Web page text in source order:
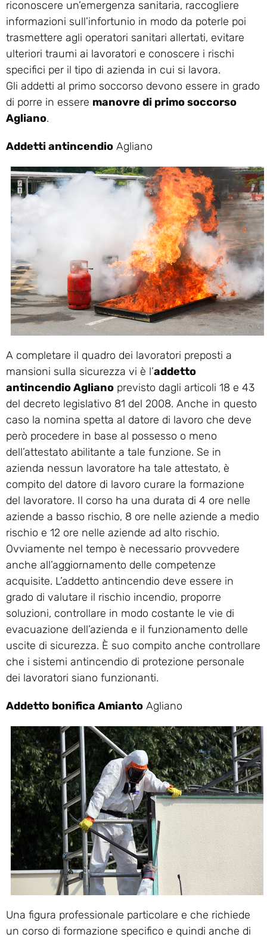
riconoscere un’emergenza sanitaria, raccogliere
informazioni sull’infortunio in modo da poterle poi
trasmettere agli operatori sanitari allertati, evitare
ulteriori traumi ai lavoratori e conoscere i rischi
specifici per il tipo di azienda in cui si lavora.
Gli addetti al primo soccorso devono essere in grado
di porre in essere manovre di primo soccorso
Agliano.
Addetti antincendio Agliano
A completare il quadro dei lavoratori preposti a
mansioni sulla sicurezza vi è l’addetto
antincendio Agliano previsto dagli articoli 18 e 43
del decreto legislativo 81 del 2008. Anche in questo
caso la nomina spetta al datore di lavoro che deve
però procedere in base al possesso o meno
dell’attestato abilitante a tale funzione. Se in
azienda nessun lavoratore ha tale attestato, è
compito del datore di lavoro curare la formazione
del lavoratore. Il corso ha una durata di 4 ore nelle
aziende a basso rischio, 8 ore nelle aziende a medio
rischio e 12 ore nelle aziende ad alto rischio.
Ovviamente nel tempo è necessario provvedere
anche all’aggiornamento delle competenze
acquisite. L’addetto antincendio deve essere in
grado di valutare il rischio incendio, proporre
soluzioni, controllare in modo costante le vie di
evacuazione dell’azienda e il funzionamento delle
uscite di sicurezza. È suo compito anche controllare
che i sistemi antincendio di protezione personale
dei lavoratori siano funzionanti.
Addetto bonifica Amianto Agliano
Una figura professionale particolare e che richiede
un corso di formazione specifico e quindi anche di